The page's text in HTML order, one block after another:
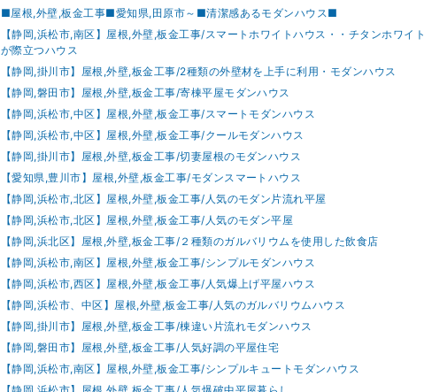
■屋根,外壁,板金工事■愛知県,田原市～■清潔感あるモダンハウス■
【静岡,浜松市,南区】屋根,外壁,板金工事/スマートホワイトハウス・・チタンホワイト
が際立つハウス
【静岡,掛川市】屋根,外壁,板金工事/2種類の外壁材を上手に利用・モダンハウス
【静岡,磐田市】屋根,外壁,板金工事/寄棟平屋モダンハウス
【静岡,浜松市,中区】屋根,外壁,板金工事/スマートモダンハウス
【静岡,浜松市,中区】屋根,外壁,板金工事/クールモダンハウス
【静岡,掛川市】屋根,外壁,板金工事/切妻屋根のモダンハウス
【愛知県,豊川市】屋根,外壁,板金工事/モダンスマートハウス
【静岡,浜松市,北区】屋根,外壁,板金工事/人気のモダン片流れ平屋
【静岡,浜松市,北区】屋根,外壁,板金工事/人気のモダン平屋
【静岡,浜北区】屋根,外壁,板金工事/２種類のガルバリウムを使用した飲食店
【静岡,浜松市,南区】屋根,外壁,板金工事/シンプルモダンハウス
【静岡,浜松市,西区】屋根,外壁,板金工事/人気爆上げ平屋ハウス
【静岡,浜松市、中区】屋根,外壁,板金工事/人気のガルバリウムハウス
【静岡,掛川市】屋根,外壁,板金工事/棟違い片流れモダンハウス
【静岡,磐田市】屋根,外壁,板金工事/人気好調の平屋住宅
【静岡,浜松市,南区】屋根,外壁,板金工事/シンプルキュートモダンハウス